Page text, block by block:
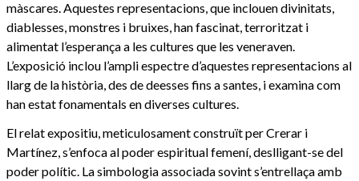
màscares. Aquestes representacions, que inclouen divinitats,
diablesses, monstres i bruixes, han fascinat, terroritzat i
alimentat l’esperança a les cultures que les veneraven.
L’exposició inclou l’ampli espectre d’aquestes representacions al
llarg de la història, des de deesses fins a santes, i examina com
han estat fonamentals en diverses cultures.
El relat expositiu, meticulosament construït per Crerar i
Martínez, s’enfoca al poder espiritual femení, deslligant-se del
poder polític. La simbologia associada sovint s’entrellaça amb